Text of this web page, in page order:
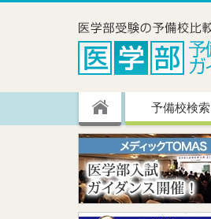
予備校検索